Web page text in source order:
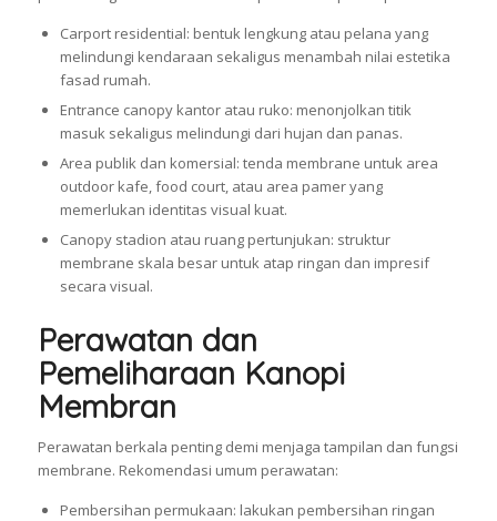
Carport residential: bentuk lengkung atau pelana yang
melindungi kendaraan sekaligus menambah nilai estetika
fasad rumah.
Entrance canopy kantor atau ruko: menonjolkan titik
masuk sekaligus melindungi dari hujan dan panas.
Area publik dan komersial: tenda membrane untuk area
outdoor kafe, food court, atau area pamer yang
memerlukan identitas visual kuat.
Canopy stadion atau ruang pertunjukan: struktur
membrane skala besar untuk atap ringan dan impresif
secara visual.
Perawatan dan
Pemeliharaan Kanopi
Membran
Perawatan berkala penting demi menjaga tampilan dan fungsi
membrane. Rekomendasi umum perawatan:
Pembersihan permukaan: lakukan pembersihan ringan